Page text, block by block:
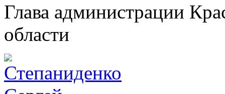
Глава администрации
области